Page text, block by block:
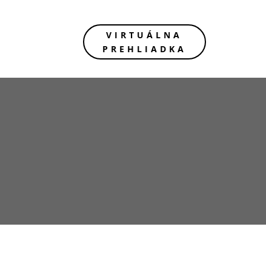
VIRTUÁLNA
PREHLIADKA